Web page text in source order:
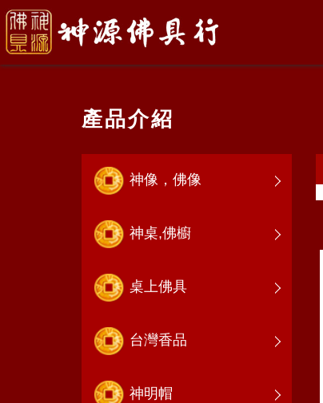
產品介紹
神像，佛像
神桌,佛櫥
桌上佛具
台灣香品
神明帽